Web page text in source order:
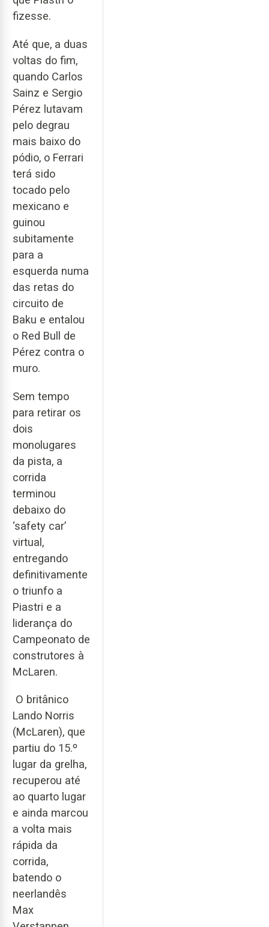
fizesse.
Até que, a duas
voltas do fim,
quando Carlos
Sainz e Sergio
Pérez lutavam
pelo degrau
mais baixo do
pódio, o Ferrari
terá sido
tocado pelo
mexicano e
guinou
subitamente
para a
esquerda numa
das retas do
circuito de
Baku e entalou
o Red Bull de
Pérez contra o
muro.
Sem tempo
para retirar os
dois
monolugares
da pista, a
corrida
terminou
debaixo do
‘safety car’
virtual,
entregando
definitivamente
o triunfo a
Piastri e a
liderança do
Campeonato de
construtores à
McLaren.
O britânico
Lando Norris
(McLaren), que
partiu do 15.º
lugar da grelha,
recuperou até
ao quarto lugar
e ainda marcou
a volta mais
rápida da
corrida,
batendo o
neerlandês
Max